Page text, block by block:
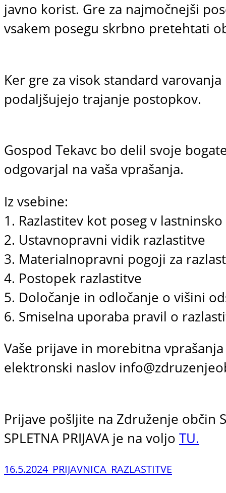
javno korist. Gre za najmočnejši
vsakem posegu skrbno pretehtati
Ker gre za visok standard
podaljšujejo trajanje postopkov.
Gospod Tekavc bo delil svoje
odgovarjal na vaša vprašanja.
Iz vsebine:
1. Razlastitev kot poseg v
2. Ustavnopravni vidik razlastitve
3. Materialnopravni pogoji za
4. Postopek razlastitve
5. Določanje in odločanje o višini
6. Smiselna uporaba pravil o
Vaše prijave in morebitna
elektronski naslov
Prijave pošljite na Združenje občin
SPLETNA PRIJAVA je na voljo TU.
16.5.2024_PRIJAVNICA_RAZLASTITVE